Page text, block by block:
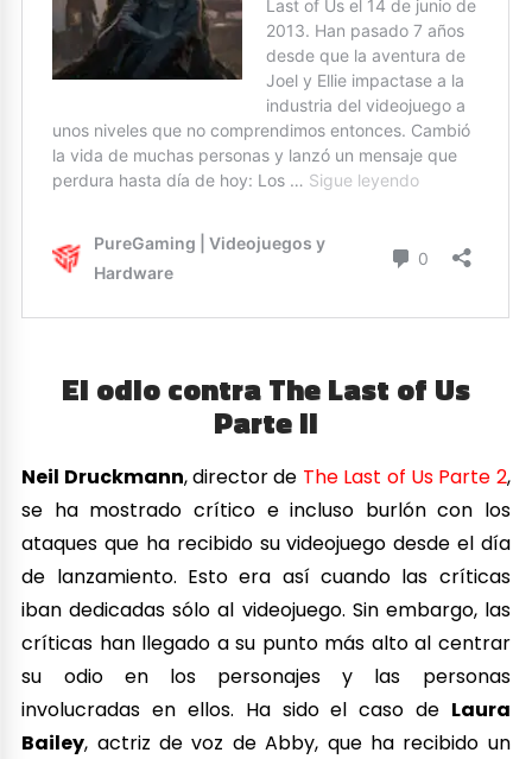
El odio contra The Last of Us
Parte II
Neil Druckmann, director de The Last of Us Parte 2,
se ha mostrado crítico e incluso burlón con los
ataques que ha recibido su videojuego desde el día
de lanzamiento. Esto era así cuando las críticas
iban dedicadas sólo al videojuego. Sin embargo, las
críticas han llegado a su punto más alto al centrar
su odio en los personajes y las personas
involucradas en ellos. Ha sido el caso de Laura
Bailey, actriz de voz de Abby, que ha recibido un